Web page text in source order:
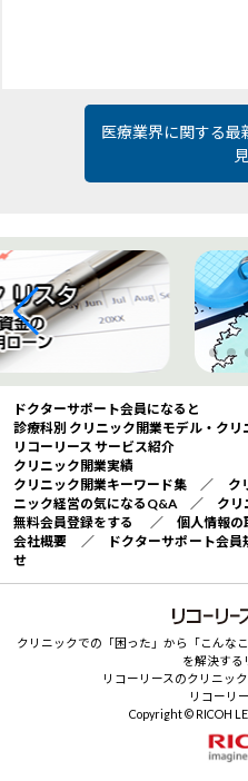
医療業界に関する最
ドクターサポート会員になると
診療科別 クリニック開業モデル・ク
リコーリース サービス紹介
クリニック開業実績
クリニック開業キーワード集 ／ ク
ニック経営の気になるQ&A／ クリ
無料会員登録をする
／ 個人情報の
会社概要 ／ ドクターサポート会員
せ
クリニックでの「困った」から「こんな
を解決する
リコーリースのクリニッ
リコーリ
Copyright © RICOH